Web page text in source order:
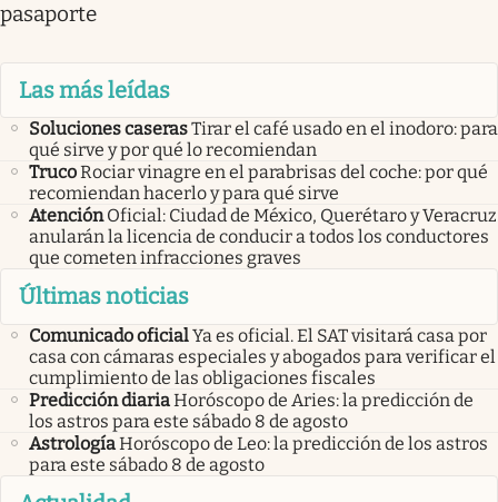
pasaporte
Las más leídas
Soluciones caserasTirar el café usado en el inodoro: para
qué sirve y por qué lo recomiendan
TrucoRociar vinagre en el parabrisas del coche: por qué
recomiendan hacerlo y para qué sirve
Atención Oficial: Ciudad de México, Querétaro y Veracruz
anularán la licencia de conducir a todos los conductores
que cometen infracciones graves
Últimas noticias
Comunicado oficialYa es oficial. El SAT visitará casa por
casa con cámaras especiales y abogados para verificar el
cumplimiento de las obligaciones fiscales
Predicción diariaHoróscopo de Aries: la predicción de
los astros para este sábado 8 de agosto
AstrologíaHoróscopo de Leo: la predicción de los astros
para este sábado 8 de agosto